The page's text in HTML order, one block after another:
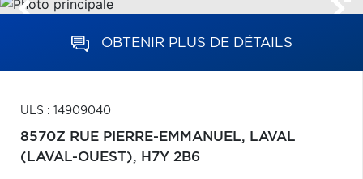
OBTENIR PLUS DE DÉTAILS
ULS : 14909040
8570Z RUE PIERRE-EMMANUEL, LAVAL
(LAVAL-OUEST), H7Y 2B6